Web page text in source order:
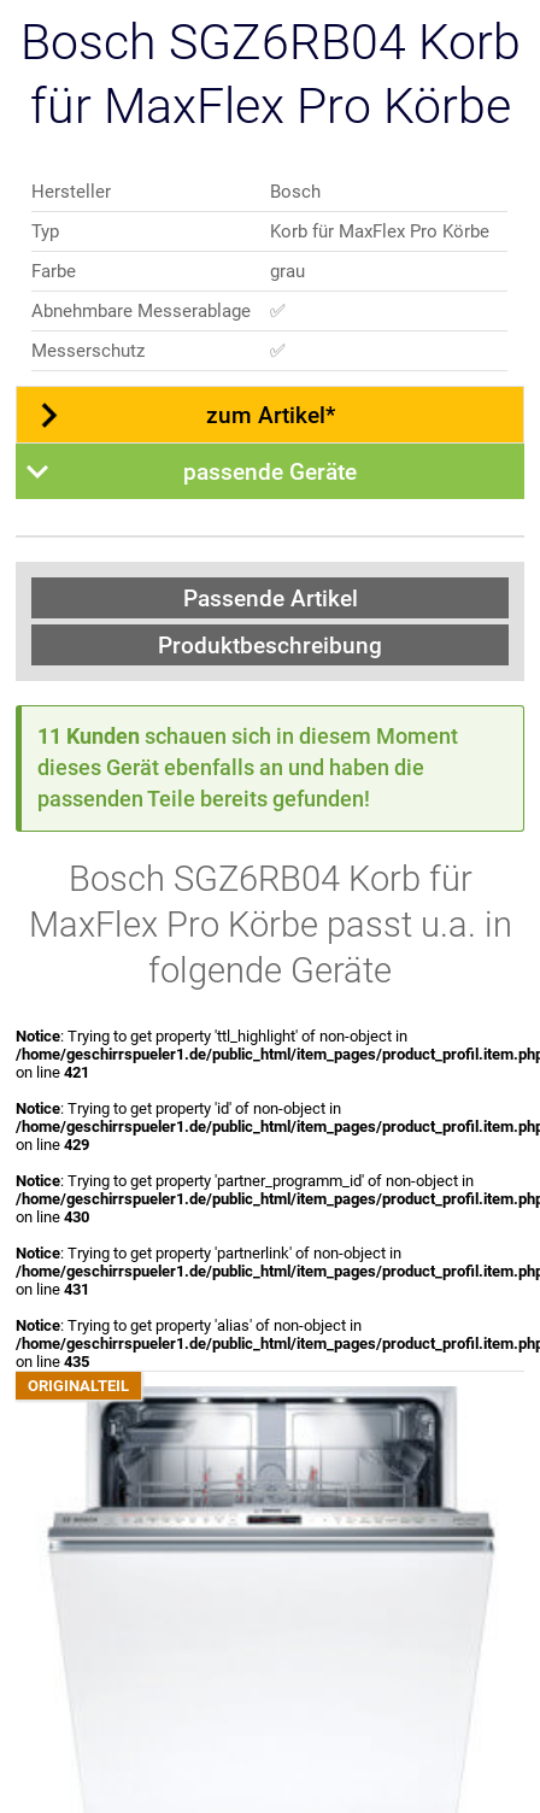
Bosch SGZ6RB04 Korb
für MaxFlex Pro Körbe
Hersteller
Bosch
Typ
Korb für MaxFlex Pro Körbe
Farbe
grau
Abnehmbare Messerablage
✅
Messerschutz
✅
zum Artikel*
passende Geräte
Passende Artikel
Produktbeschreibung
11 Kunden schauen sich in diesem Moment
dieses Gerät ebenfalls an und haben die
passenden Teile bereits gefunden!
Bosch SGZ6RB04 Korb für
MaxFlex Pro Körbe passt u.a. in
folgende Geräte
Notice: Trying to get property 'ttl_highlight' of non-object in
/home/geschirrspueler1.de/public_html/item_pages/
on line421
Notice: Trying to get property 'id' of non-object in
/home/geschirrspueler1.de/public_html/item_pages/
on line429
Notice: Trying to get property 'partner_programm_id' of non-object in
/home/geschirrspueler1.de/public_html/item_pages/
on line430
Notice: Trying to get property 'partnerlink' of non-object in
/home/geschirrspueler1.de/public_html/item_pages/
on line431
Notice: Trying to get property 'alias' of non-object in
/home/geschirrspueler1.de/public_html/item_pages/
on line435